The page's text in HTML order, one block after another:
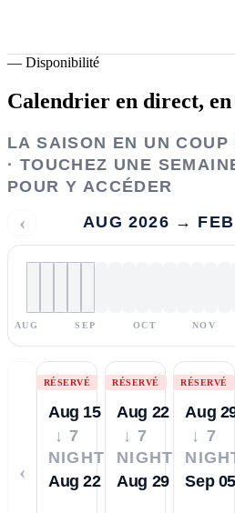
— Disponibilité
Calendrier en direct,
LA SAISON EN UN
· TOUCHEZ UNE
POUR Y ACCÉDER
‹ AUG 2026 →
AUG SEP OCT NOV
‹
RÉSERVÉ
Aug 15
↓ 7
NIGHTS
Aug 22
RÉSERVÉ
Aug 22
↓ 7
NIGHTS
Aug 29
RÉSERVÉ
Aug
↓ 7
Sep 05